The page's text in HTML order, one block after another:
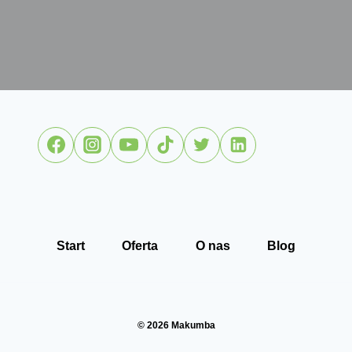
Start Oferta O nas Blog
© 2026 Makumba